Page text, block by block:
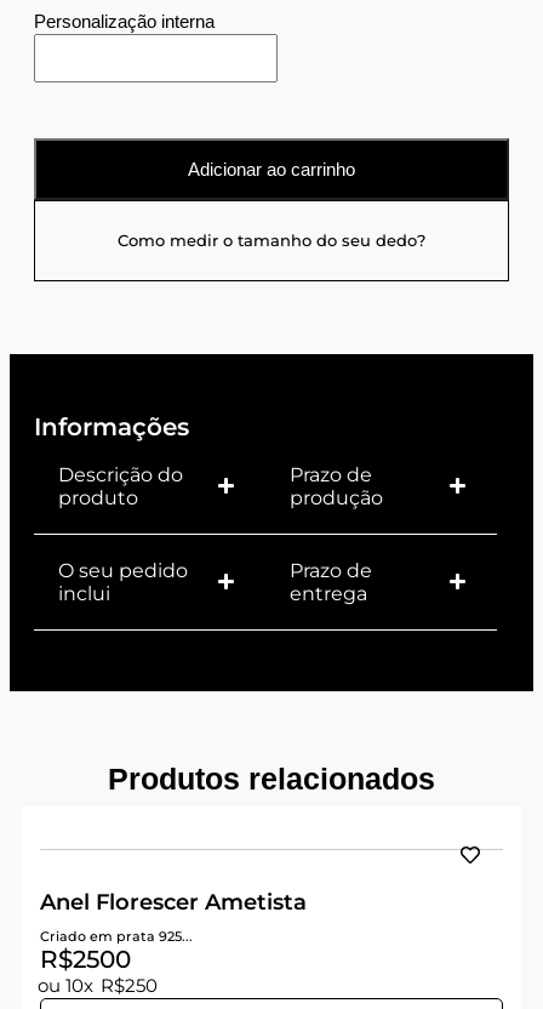
Personalização interna
Adicionar ao carrinho
Como medir o tamanho do seu dedo?
Informações
Descrição do
produto
O seu pedido
inclui
Prazo de
produção
Prazo de
entrega
Produtos relacionados
Anel Florescer Ametista
Criado em prata 925...
R$2500
ou 10x R$250